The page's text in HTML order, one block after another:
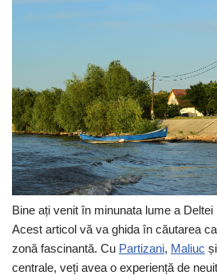
Bine ați venit în minunata lume a
Acest articol vă va ghida în căutarea
zonă fascinantă. Cu Partizani, Maliuc și
centrale, veți avea o experiență de